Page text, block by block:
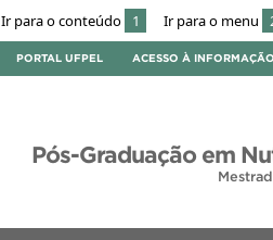
Ir para o conteúdo 1 Ir para o menu
PORTAL UFPEL ACESSO À INFORMAÇÃO
Pós-Graduação em